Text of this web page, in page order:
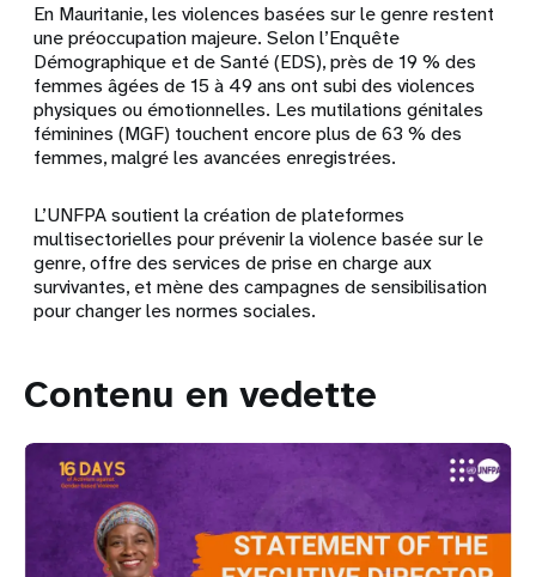
En Mauritanie, les violences basées sur le genre restent
une préoccupation majeure. Selon l’Enquête
Démographique et de Santé (EDS), près de 19 % des
femmes âgées de 15 à 49 ans ont subi des violences
physiques ou émotionnelles. Les mutilations génitales
féminines (MGF) touchent encore plus de 63 % des
femmes, malgré les avancées enregistrées.
L’UNFPA soutient la création de plateformes
multisectorielles pour prévenir la violence basée sur le
genre, offre des services de prise en charge aux
survivantes, et mène des campagnes de sensibilisation
pour changer les normes sociales.
Contenu en vedette